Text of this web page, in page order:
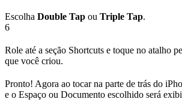
Escolha Double Tap ou Triple Tap.
6
Role até a seção Shortcuts e toque no atalho
que você criou.
Pronto! Agora ao tocar na parte de trás do
e o Espaço ou Documento escolhido será